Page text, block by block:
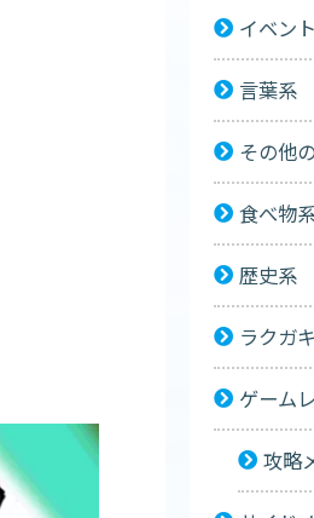
イベン
言葉系
その他
食べ物
歴史系
ラクガ
ゲーム
攻略